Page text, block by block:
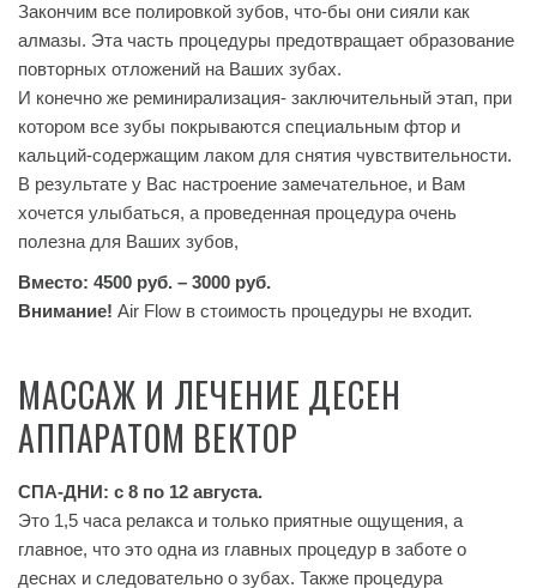
Закончим все полировкой зубов, что-бы они сияли как
алмазы. Эта часть процедуры предотвращает образование
повторных отложений на Ваших зубах.
И конечно же реминирализация- заключительный этап, при
котором все зубы покрываются специальным фтор и
кальций-содержащим лаком для снятия чувствительности.
В результате у Вас настроение замечательное, и Вам
хочется улыбаться, а проведенная процедура очень
полезна для Ваших зубов,
Вместо: 4500 руб. – 3000 руб.
Внимание! Air Flow в стоимость процедуры не входит.
МАССАЖ И ЛЕЧЕНИЕ ДЕСЕН
АППАРАТОМ ВЕКТОР
СПА-ДНИ: с 8 по 12 августа.
Это 1,5 часа релакса и только приятные ощущения, а
главное, что это одна из главных процедур в заботе о
деснах и следовательно о зубах. Также процедура